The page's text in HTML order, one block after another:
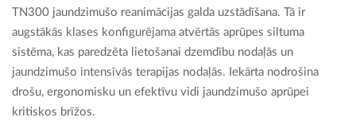
TN300 jaundzimušo reanimācijas galda uzstādīšana. Tā ir
augstākās klases konfigurējama atvērtās aprūpes siltuma
sistēma, kas paredzēta lietošanai dzemdību nodaļās un
jaundzimušo intensīvās terapijas nodaļās. Iekārta nodrošina
drošu, ergonomisku un efektīvu vidi jaundzimušo aprūpei
kritiskos brīžos.